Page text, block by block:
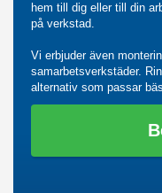
hem till dig eller till din
på verkstad.
Vi erbjuder även
samarbetsverkstäder.
alternativ som passar